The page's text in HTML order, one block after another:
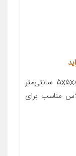
معرفی محصول جزئیات محصول ابعاد ۵x۵x۸ سانتی‌متر
مناسب برای